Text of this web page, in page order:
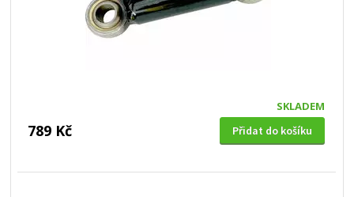
SKLADEM
789 Kč Přidat do košíku